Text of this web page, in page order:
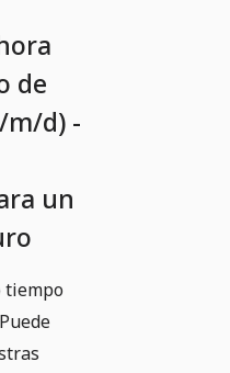
de
m/d) -
un
tiempo